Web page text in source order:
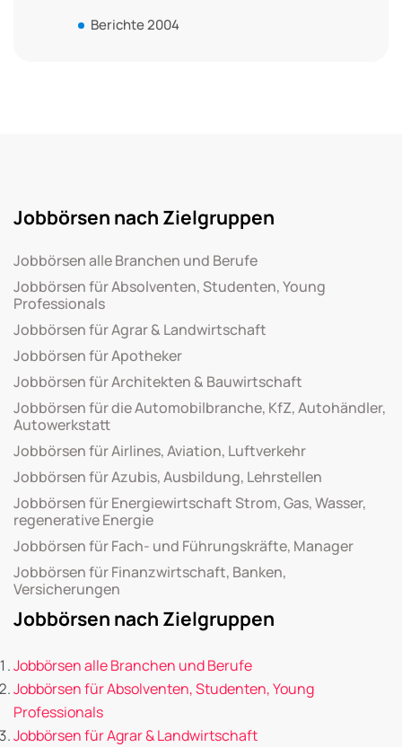
Berichte 2004
Jobbörsen nach Zielgruppen
Jobbörsen alle Branchen und Berufe
Jobbörsen für Absolventen, Studenten, Young
Professionals
Jobbörsen für Agrar & Landwirtschaft
Jobbörsen für Apotheker
Jobbörsen für Architekten & Bauwirtschaft
Jobbörsen für die Automobilbranche, KfZ, Autohändler,
Autowerkstatt
Jobbörsen für Airlines, Aviation, Luftverkehr
Jobbörsen für Azubis, Ausbildung, Lehrstellen
Jobbörsen für Energiewirtschaft Strom, Gas, Wasser,
regenerative Energie
Jobbörsen für Fach- und Führungskräfte, Manager
Jobbörsen für Finanzwirtschaft, Banken,
Versicherungen
Jobbörsen nach Zielgruppen
Jobbörsen alle Branchen und Berufe
Jobbörsen für Absolventen, Studenten, Young
Professionals
Jobbörsen für Agrar & Landwirtschaft